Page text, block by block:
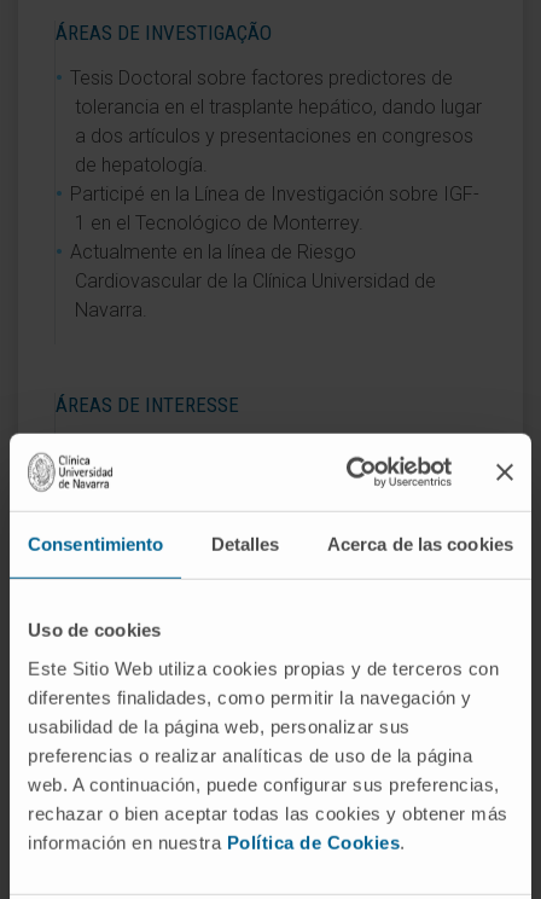
Consentimiento Detalles Acerca de las cookies
Uso de cookies
Este Sitio Web utiliza cookies propias y de terceros con
diferentes finalidades, como permitir la navegación y
usabilidad de la página web, personalizar sus
preferencias o realizar analíticas de uso de la página
web. A continuación, puede configurar sus preferencias,
rechazar o bien aceptar todas las cookies y obtener más
información en nuestra Política de Cookies.
ÁREAS DE INVESTIGAÇÃO
Tesis Doctoral sobre factores predictores de
tolerancia en el trasplante hepático, dando lugar
a dos artículos y presentaciones en congresos
de hepatología.
Participé en la Línea de Investigación sobre IGF-
1 en el Tecnológico de Monterrey.
Actualmente en la línea de Riesgo
Cardiovascular de la Clínica Universidad de
Navarra.
ÁREAS DE INTERESSE
Riesgo cardiovascular.
Paciente oncológicos y hematológicos de alto
riesgo.
Cuidados paliativos.
Atividade
No ensino
Profesor Colaborador.